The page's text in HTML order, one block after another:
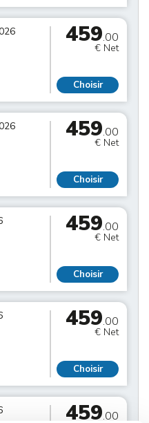
459.00
€ Net
Choisir
459.00
€ Net
Choisir
459.00
€ Net
Choisir
459.00
€ Net
Choisir
459.00